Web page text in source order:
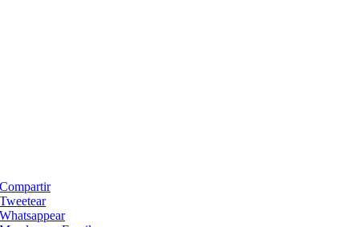
Compartir
Tweetear
Whatsappear